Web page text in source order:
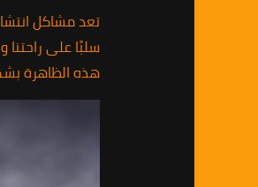
تعد مشاكل
سلبًا على راحتنا
هذه الظاهرة